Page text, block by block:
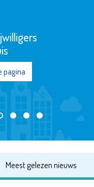
Meest gelezen nieuws